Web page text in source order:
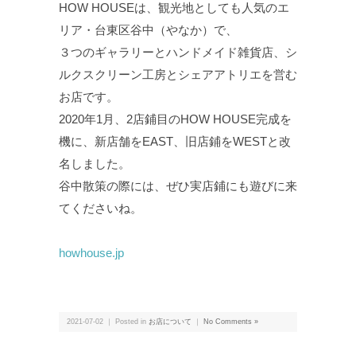
HOW HOUSEは、観光地としても人気のエ
リア・台東区谷中（やなか）で、
３つのギャラリーとハンドメイド雑貨店、シ
ルクスクリーン工房とシェアアトリエを営む
お店です。
2020年1月、2店鋪目のHOW HOUSE完成を
機に、新店舗をEAST、旧店鋪をWESTと改
名しました。
谷中散策の際には、ぜひ実店鋪にも遊びに来
てくださいね。
howhouse.jp
2021-07-02 ｜ Posted in お店について No Comments »